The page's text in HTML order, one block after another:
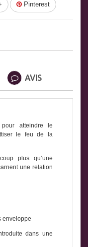
Pinterest
AVIS
atteindre le
le feu de la
plus qu’une
une relation
enveloppe
dans une